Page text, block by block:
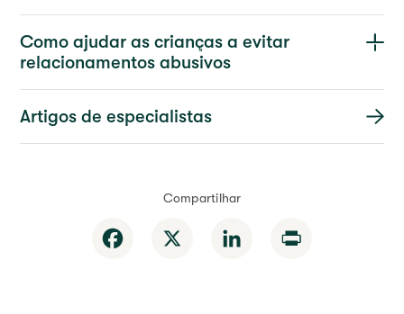
Como ajudar as crianças a evitar
relacionamentos abusivos
Artigos de especialistas
Compartilhar
Facebook LinkedIn